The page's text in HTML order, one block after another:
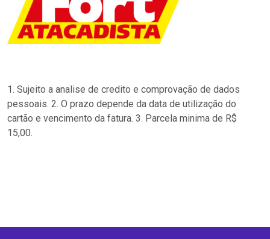
1. Sujeito a analise de credito e comprovação de dados
pessoais. 2. O prazo depende da data de utilização do
cartão e vencimento da fatura. 3. Parcela minima de R$
15,00.